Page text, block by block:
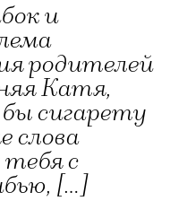
и
родителей
Катя,
сигарету
слова
с
[…]